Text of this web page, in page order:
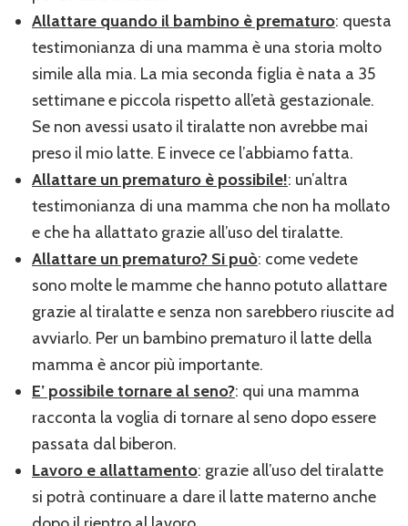
Allattare quando il bambino è prematuro: questa
testimonianza di una mamma è una storia molto
simile alla mia. La mia seconda figlia è nata a 35
settimane e piccola rispetto all’età gestazionale.
Se non avessi usato il tiralatte non avrebbe mai
preso il mio latte. E invece ce l’abbiamo fatta.
Allattare un prematuro è possibile!: un’altra
testimonianza di una mamma che non ha mollato
e che ha allattato grazie all’uso del tiralatte.
Allattare un prematuro? Si può: come vedete
sono molte le mamme che hanno potuto allattare
grazie al tiralatte e senza non sarebbero riuscite ad
avviarlo. Per un bambino prematuro il latte della
mamma è ancor più importante.
E’ possibile tornare al seno?: qui una mamma
racconta la voglia di tornare al seno dopo essere
passata dal biberon.
Lavoro e allattamento: grazie all’uso del tiralatte
si potrà continuare a dare il latte materno anche